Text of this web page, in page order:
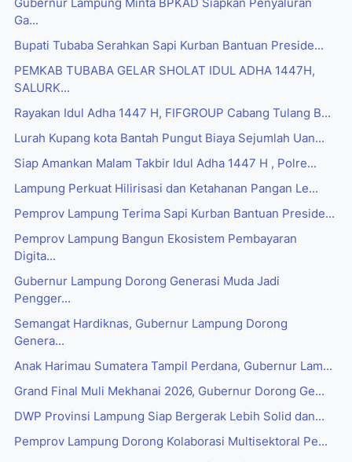
Gubernur Lampung Minta BPKAD Siapkan Penyaluran
Ga...
Bupati Tubaba Serahkan Sapi Kurban Bantuan Preside...
PEMKAB TUBABA GELAR SHOLAT IDUL ADHA 1447H,
SALURK...
Rayakan Idul Adha 1447 H, FIFGROUP Cabang Tulang B...
Lurah Kupang kota Bantah Pungut Biaya Sejumlah Uan...
Siap Amankan Malam Takbir Idul Adha 1447 H , Polre...
Lampung Perkuat Hilirisasi dan Ketahanan Pangan Le...
Pemprov Lampung Terima Sapi Kurban Bantuan Preside...
Pemprov Lampung Bangun Ekosistem Pembayaran
Digita...
Gubernur Lampung Dorong Generasi Muda Jadi
Pengger...
Semangat Hardiknas, Gubernur Lampung Dorong
Genera...
Anak Harimau Sumatera Tampil Perdana, Gubernur Lam...
Grand Final Muli Mekhanai 2026, Gubernur Dorong Ge...
DWP Provinsi Lampung Siap Bergerak Lebih Solid dan...
Pemprov Lampung Dorong Kolaborasi Multisektoral Pe...